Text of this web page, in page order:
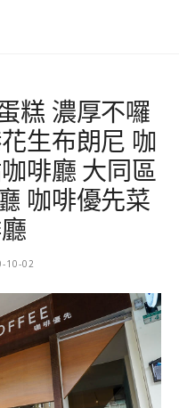
糕 濃厚不囉
生布朗尼 咖
啡廳 大同區
咖啡優先菜
10-02